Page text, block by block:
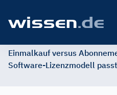
Einmalkauf versus
Software-Lizenzmodell